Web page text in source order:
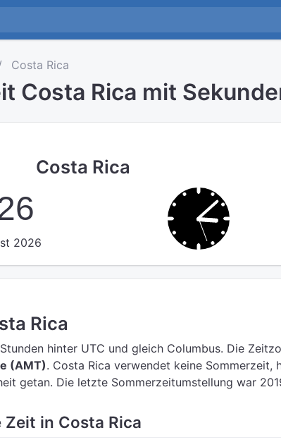
Costa Rica
Costa Rica mit
Costa Rica
2026
Rica
hinter UTC und gleich Columbus. Die
(AMT). Costa Rica verwendet keine Sommerzeit,
getan. Die letzte Sommerzeitumstellung war
in Costa Rica